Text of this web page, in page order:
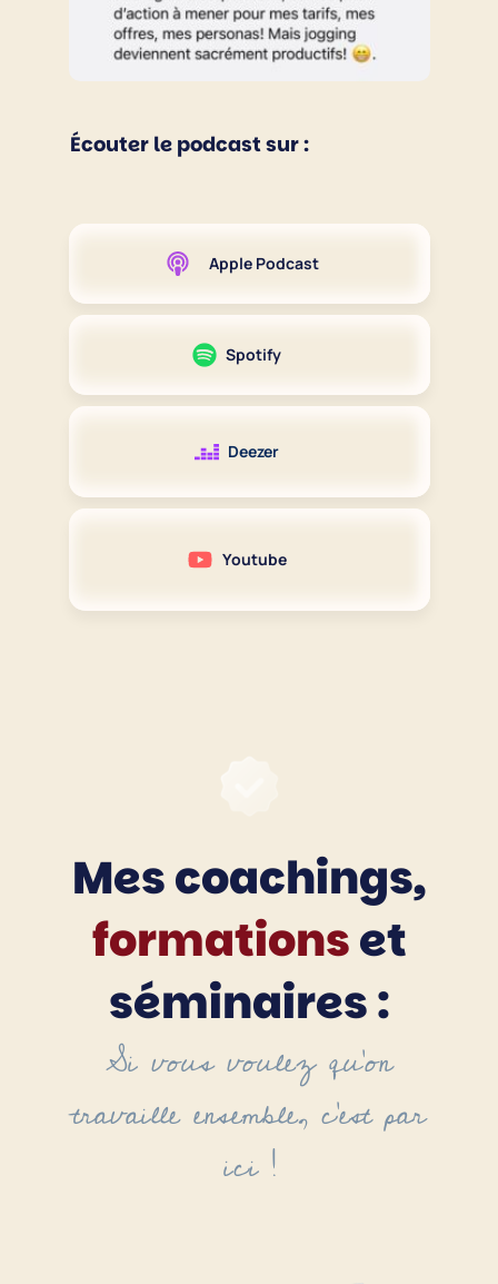
Écouter le podcast sur :
Apple Podcast
Spotify
Deezer
Youtube
Mes coachings,
formationset
séminaires :
Si vous voulez qu'on
travaille ensemble, c'est par
ici !